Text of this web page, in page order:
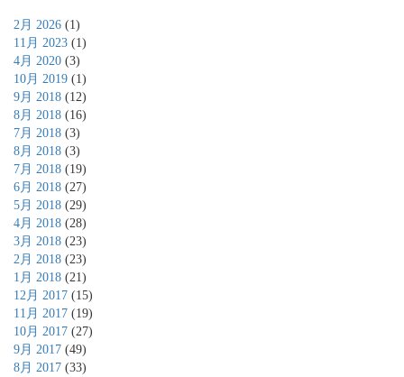
2月 2026 (1)
11月 2023 (1)
4月 2020 (3)
10月 2019 (1)
9月 2018 (12)
8月 2018 (16)
7月 2018 (3)
8月 2018 (3)
7月 2018 (19)
6月 2018 (27)
5月 2018 (29)
4月 2018 (28)
3月 2018 (23)
2月 2018 (23)
1月 2018 (21)
12月 2017 (15)
11月 2017 (19)
10月 2017 (27)
9月 2017 (49)
8月 2017 (33)